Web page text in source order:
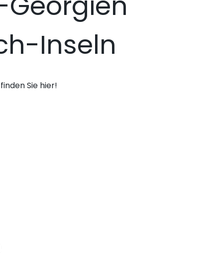
Inseln
Sie hier!